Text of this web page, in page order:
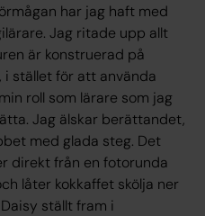
har jag haft med
Jag ritade upp allt
är konstruerad på
i stället för att använda
roll som lärare som jag
Jag älskar berättandet,
med glada steg. Det
direkt från en fotorunda
låter kokkaffet skölja ner
ställt fram i